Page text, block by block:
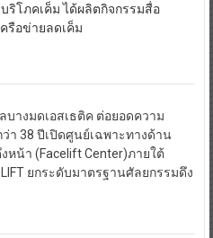
ริโภคเค็ม ได้ผลิตกิจกรรมสื่อ
รือข่ายลดเค็ม
บางมดเอสเธติค ต่อยอดความ
า 38 ปีเปิดศูนย์เฉพาะทางด้าน
หน้า (Facelift Center)ภายใต้
ยกระดับมาตรฐานศัลยกรรมดึง